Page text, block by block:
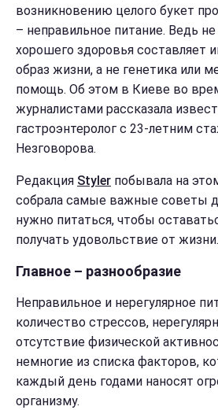
возникновению целого букет
– неправильное питание. Ведь
хорошего здоровья составляет
образ жизни, а не генетика или
помощь. Об этом в Киеве во
журналистами рассказала
гастроэнтеролог с 23-летним
Незговорова.
Редакция Styler побывала на
собрала самые важные советы
нужно питаться, чтобы
получать удовольствие от жизни.
Главное – разнообразие
Неправильное и нерегулярное
количество стрессов,
отсутствие физической
немногие из списка факторов,
каждый день годами наносят
организму.